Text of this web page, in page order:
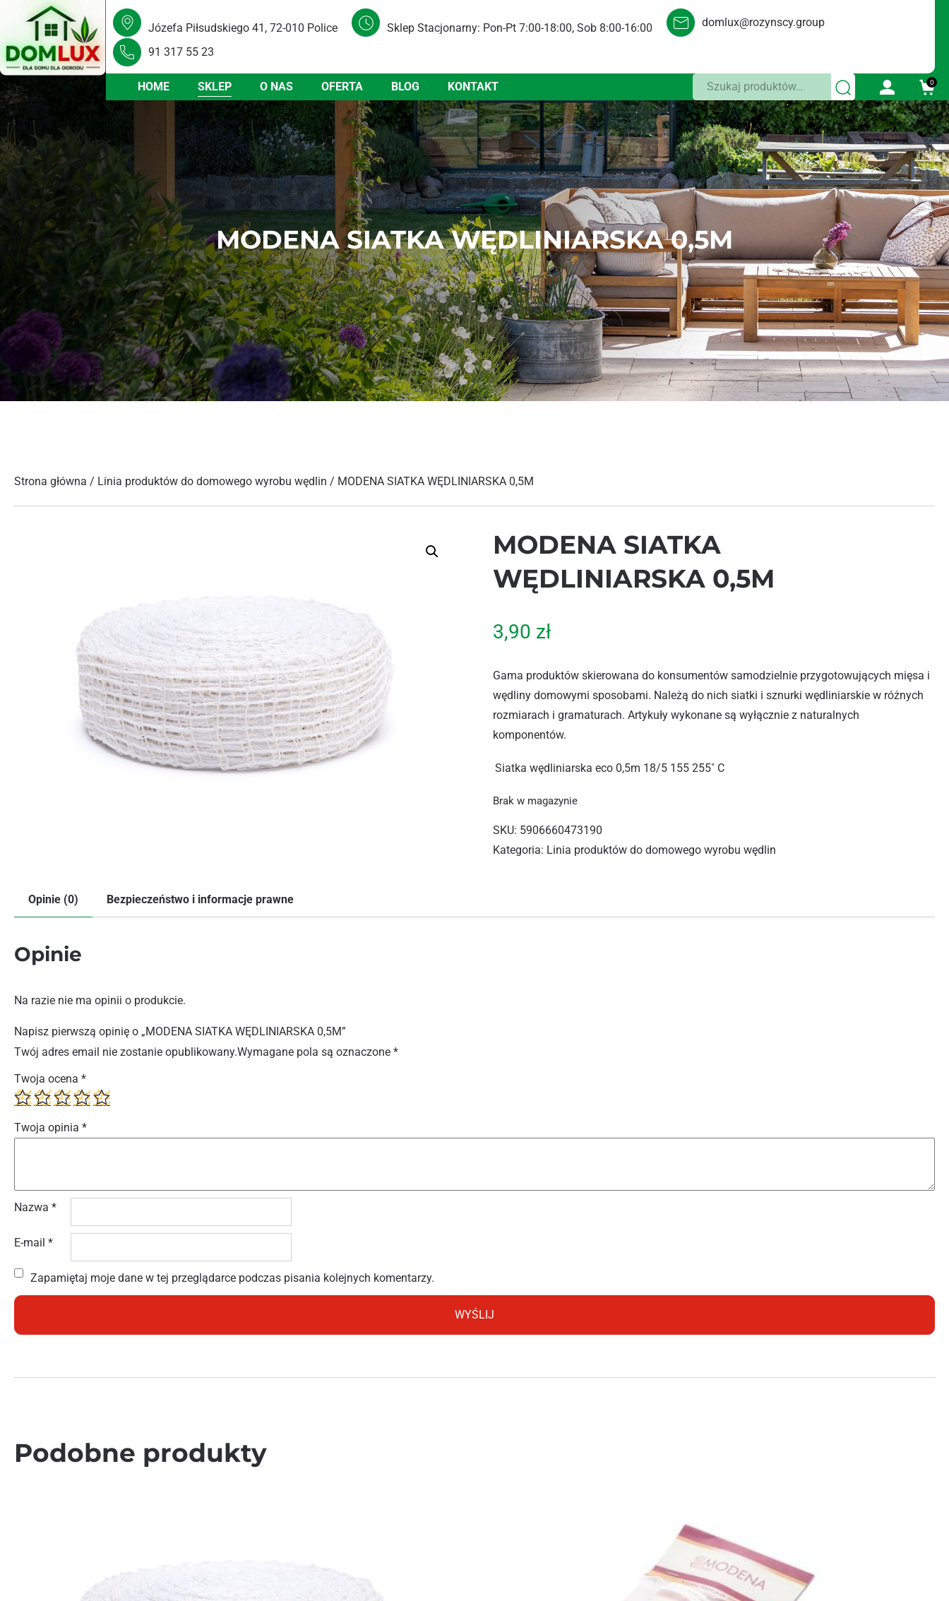
Józefa Piłsudskiego 41, 72-010 Police Sklep Stacjonarny: Pon-Pt 7:00-18:00, Sob 8:00-16:00 domlux@rozynscy.group
91 317 55 23
HOME SKLEP O NAS OFERTA BLOG KONTAKT Szukaj: 0
MODENA SIATKA WĘDLINIARSKA 0,5M
Strona główna / Linia produktów do domowego wyrobu wędlin / MODENA SIATKA WĘDLINIARSKA 0,5M
MODENA SIATKA
WĘDLINIARSKA 0,5M
3,90 zł
Gama produktów skierowana do konsumentów samodzielnie przygotowujących mięsa i
wędliny domowymi sposobami. Należą do nich siatki i sznurki wędliniarskie w różnych
rozmiarach i gramaturach. Artykuły wykonane są wyłącznie z naturalnych
komponentów.
Siatka wędliniarska eco 0,5m 18/5 155 255˚ C
Brak w magazynie
SKU: 5906660473190
Kategoria: Linia produktów do domowego wyrobu wędlin
Opinie (0) Bezpieczeństwo i informacje prawne
Opinie
Na razie nie ma opinii o produkcie.
Napisz pierwszą opinię o „MODENA SIATKA WĘDLINIARSKA 0,5M”
Twój adres email nie zostanie opublikowany.Wymagane pola są oznaczone *
Twoja ocena *
Twoja opinia *
Nazwa *
E-mail *
Zapamiętaj moje dane w tej przeglądarce podczas pisania kolejnych komentarzy.
Podobne produkty